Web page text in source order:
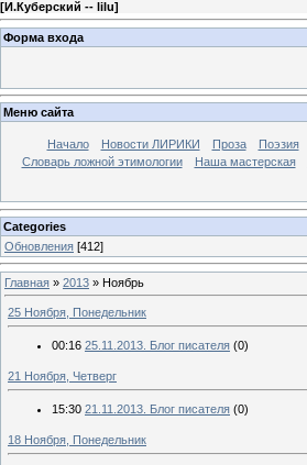
[И.Куберский -- lilu]
Форма входа
Меню сайта
Начало Новости ЛИРИКИ Проза Поэзия
Словарь ложной этимологии
Наша мастерская
Categories
Обновления [412]
Главная » 2013 » Ноябрь
25 Ноября, Понедельник
00:16 25.11.2013. Блог писателя (0)
21 Ноября, Четверг
15:30 21.11.2013. Блог писателя (0)
18 Ноября, Понедельник